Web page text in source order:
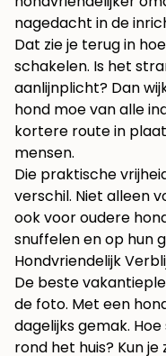
nagedacht in de
Dat zie je terug in
schakelen. Is het
aanlijnplicht? Dan
hond moe van alle
kortere route in
mensen.
Die praktische
verschil. Niet alleen
ook voor oudere
snuffelen en op hun
Hondvriendelijk
De beste
de foto. Met een
dagelijks gemak.
rond het huis? Kun